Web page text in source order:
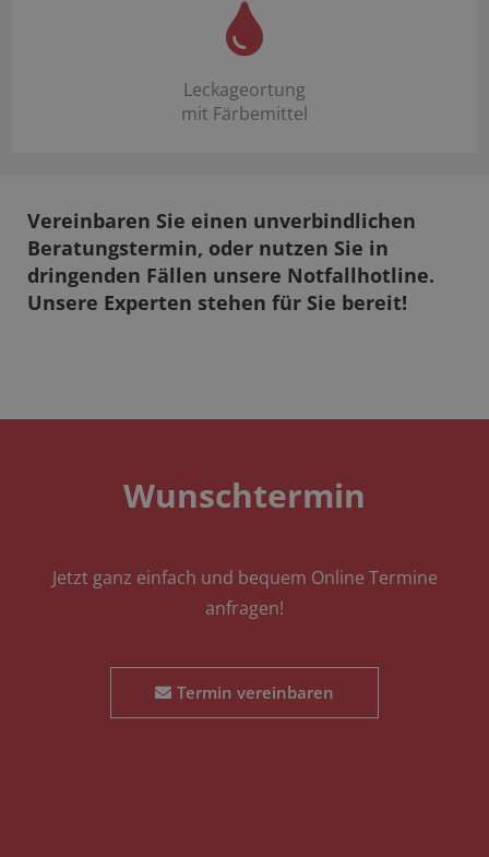
Leckageortung
mit Färbemittel
Vereinbaren Sie einen unverbindlichen
Beratungstermin, oder nutzen Sie in
dringenden Fällen unsere Notfallhotline.
Unsere Experten stehen für Sie bereit!
Wunschtermin
Jetzt ganz einfach und bequem Online Termine
anfragen!
Termin vereinbaren